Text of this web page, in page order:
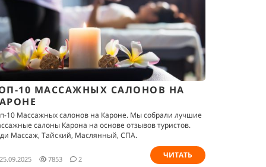
10 МАССАЖНЫХ САЛОНОВ НА
10 Массажных салонов на Кароне. Мы собрали лучшие
салоны Карона на основе отзывов туристов.
Массаж, Тайский, Маслянный, СПА.
25.09.2025 7853 2 ЧИТАТЬ